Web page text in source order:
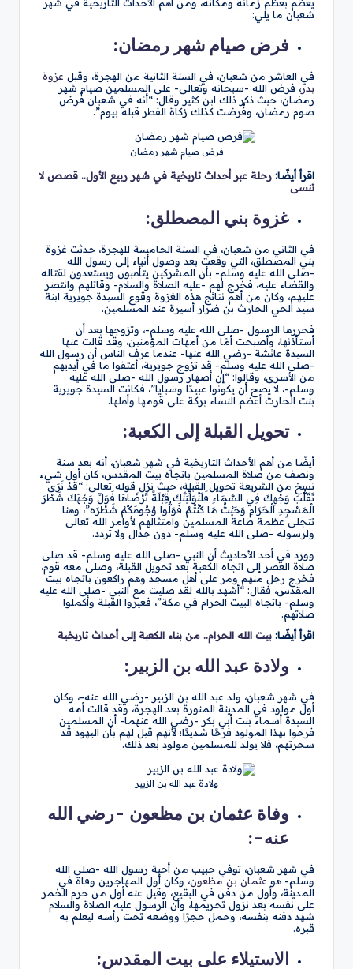
شعبان ما يلي:
فرض صيام شهر رمضان:
في العاشر من شعبان، في السنة الثانية من الهجرة، وقبل غزوة
بدر، فرض الله -سبحانه وتعالى- على المسلمين صيام شهر
رمضان، حيث ذكر ذلك ابن كثير وقال: “أنه في شعبان فُرض
صوم رمضان، وفُرضت كذلك زكاة الفطر قبله بيوم”.
فرض صيام شهر رمضان
اقرأ أيضًا: رحلة عبر أحداث تاريخية في شهر ربيع الأول.. قصص لا
تنسى
غزوة بني المصطلق:
في الثاني من شعبان، في السنة الخامسة للهجرة، حدثت غزوة
بني المصطلق، التي وقعت بعد وصول أنباء إلى رسول الله
-صلى الله عليه وسلم- بأن المشركين يتأهبون ويستعدون لقتاله
والقضاء عليه، فخرج لهم -عليه الصلاة والسلام- وقاتلهم وانتصر
عليهم، وكان من أهم نتائج هذه الغزوة وقوع السيدة جويرية ابنة
سيد الحي الحارث بن ضرار أسيرة عند المسلمين.
فحررها الرسول -صلى الله عليه وسلم-، وتزوجها بعد أن
أستأذنها، وأصبحت أمًا من أمهات المؤمنين، وقد قالت عنها
السيدة عائشة -رضي الله عنها- عندما عرف الناس أن رسول الله
-صلى الله عليه وسلم- قد تزوج جويرية، أعتقوا ما في أيديهم
من الأسرى، وقالوا: “إن أصهار رسول الله -صلى الله عليه
وسلم-، لا يصح أن يكونوا عبيدًا وسبايا”، فكانت السيدة جويرية
بنت الحارث أعظم النساء بركة على قومها وأهلها.
تحويل القبلة إلى الكعبة:
أيضًا من أهم الأحداث التاريخية في شهر شعبان، أنه بعد سنة
ونصف من صلاة المسلمين باتجاه بيت المقدس، كان أول شيء
نسخ من الشريعة تحويل القبلة، حيث نزل قوله تعالى: “قَدْ نَرَى
تَقَلُّبَ وَجْهِكَ فِي السَّمَاءِ فَلَنُوَلِّيَنَّكَ قِبْلَةً تَرْضَاهَا فَوَلِّ وَجْهَكَ شَطْرَ
الْمَسْجِدِ الْحَرَامِ وَحَيْثُ مَا كُنْتُمْ فَوَلُّوا وُجُوهَكُمْ شَطْرَه”، وهنا
تتجلى عظمة طاعة المسلمين وامتثالهم لأوامر الله تعالى
ولرسوله -صلى الله عليه وسلم- دون جدال ولا تردد.
وورد في أحد الأحاديث أن النبي -صلى الله عليه وسلم- قد صلى
صلاة العصر إلى اتجاه الكعبة بعد تحويل القبلة، وصلى معه قوم،
فخرج رجل منهم ومر على أهل مسجد وهم راكعون باتجاه بيت
المقدس، فقال: “أشهد بالله لقد صليت مع النبي -صلى الله عليه
وسلم- باتجاه البيت الحرام في مكة”، فغيروا القبلة وأكملوا
صلاتهم.
اقرأ أيضًا: بيت الله الحرام.. من بناء الكعبة إلى أحداث تاريخية
ولادة عبد الله بن الزبير:
في شهر شعبان، ولد عبد الله بن الزبير -رضي الله عنه-، وكان
أول مولود في المدينة المنورة بعد الهجرة، وقد قالت أمه
السيدة أسماء بنت أبي بكر -رضي الله عنهما- أن المسلمين
فرحوا بهذا المولود فرحًا شديدًا؛ لأنهم قيل لهم بأن اليهود قد
سحرتهم، فلا يولد للمسلمين مولود بعد ذلك.
ولادة عبد الله بن الزبير
وفاة عثمان بن مظعون -رضي الله
عنه-:
في شهر شعبان، توفي حبيب من أحبة رسول الله -صلى الله
وسلم- هو عثمان بن مظعون، وكان أول المهاجرين وفاة في
المدينة، وأول من دفن في البقيع، وقيل عنه أول من حرم الخمر
على نفسه بعد نزول تحريمها، وأن الرسول عليه الصلاة والسلام
شهد دفنه بنفسه، وحمل حجرًا ووضعه تحت رأسه ليعلم به
قبره.
الاستيلاء على بيت المقدس: